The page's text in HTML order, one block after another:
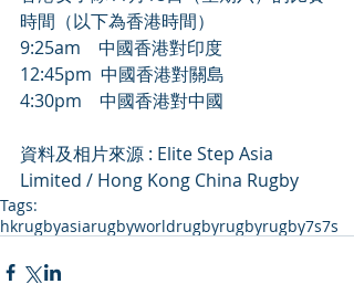
時間（以下為香港時間）
9:25am    中國香港對印度
12:45pm  中國香港對關島
4:30pm    中國香港對中國
資料及相片來源 : Elite Step Asia
Limited / Hong Kong China Rugby
Tags:
hkrugbyasiarugbyworldrugbyrugbyrugby7s7s